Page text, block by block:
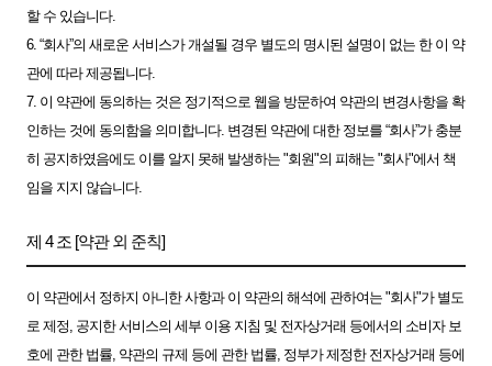
할 수 있습니다.
6. “회사”의 새로운 서비스가 개설될 경우 별도의 명시된 설명이 없는 한 이 약
관에 따라 제공됩니다.
7. 이 약관에 동의하는 것은 정기적으로 웹을 방문하여 약관의 변경사항을 확
인하는 것에 동의함을 의미합니다. 변경된 약관에 대한 정보를 “회사”가 충분
히 공지하였음에도 이를 알지 못해 발생하는 "회원"의 피해는 "회사"에서 책
임을 지지 않습니다.
제 4 조 [약관 외 준칙]
이 약관에서 정하지 아니한 사항과 이 약관의 해석에 관하여는 "회사"가 별도
로 제정, 공지한 서비스의 세부 이용 지침 및 전자상거래 등에서의 소비자 보
호에 관한 법률, 약관의 규제 등에 관한 법률, 정부가 제정한 전자상거래 등에